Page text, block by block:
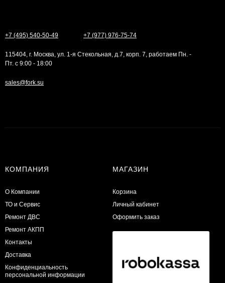
+7 (495) 540-50-49 +7 (977) 976-75-74
115404, г. Москва, ул. 1-я Стекольная, д.7, корп. 7, работаем Пн. -
Пт. с 9:00 - 18:00
sales@fork.su
КОМПАНИЯ
О Компании
ТО и Сервис
​Ремонт ДВС
Ремонт АКПП
Контакты
Доставка
Конфиденциальность
персональной информации
МАГАЗИН
Корзина
Личный кабинет
Оформить заказ